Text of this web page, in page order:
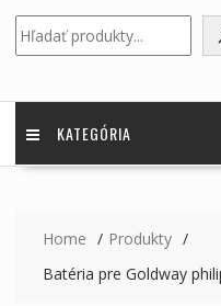
KATEGÓRIA
Home
Produkty
Batéria pre Goldway